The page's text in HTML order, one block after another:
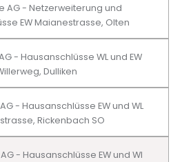
AG - Netzerweiterung und
EW Maianestrasse, Olten
- Hausanschlüsse WL und EW
Dulliken
- Hausanschlüsse EW und WL
Rickenbach SO
- Hausanschlüsse EW und Wl